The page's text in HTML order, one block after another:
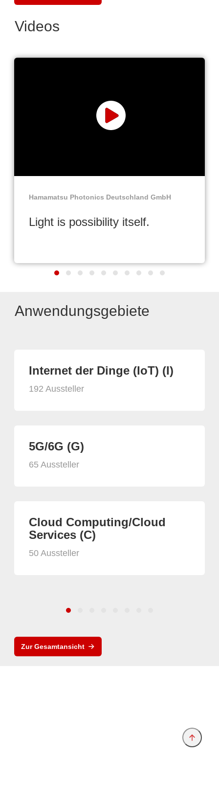
Videos
Hamamatsu Photonics Deutschland GmbH
Light is possibility itself.
Anwendungsgebiete
Internet der Dinge (IoT) (I)
192 Aussteller
5G/6G (G)
65 Aussteller
Cloud Computing/Cloud
Services (C)
50 Aussteller
Zur Gesamtansicht